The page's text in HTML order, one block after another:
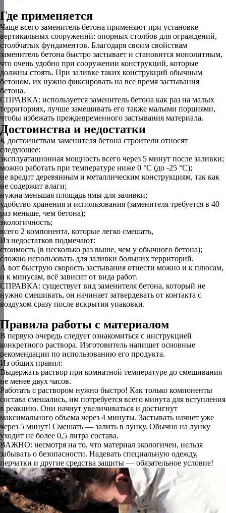
Где применяется
Чаще всего заменитель бетона применяют при установке
вертикальных сооружений: опорных столбов для ограждений,
столбчатых фундаментов. Благодаря своим свойствам
заменитель бетона быстро застывает и становится монолитным,
что очень удобно при сооружении конструкций, которые
должны стоять. При заливке таких конструкций обычным
бетоном, их нужно фиксировать на все время застывания
бетона.
СПРАВКА: используется заменитель бетона как раз на малых
территориях, лучше замешивать его также малыми порциями,
чтобы избежать преждевременного застывания материала.
Достоинства и недостатки
К достоинствам заменителя бетона строители относят
следующее:
эксплуатационная мощность всего через 5 минут после заливки;
можно работать при температуре ниже 0 °C (до -25 °C);
не вредит деревянным и металлическим конструкциям, так как
не содержит влаги;
нужна меньшая площадь ямы для заливки;
удобство хранения и использования (заменителя требуется в 40
раз меньше, чем бетона);
экологичность;
всего 2 компонента, которые легко смешать,
Из недостатков подмечают:
стоимость (в несколько раз выше, чем у обычного бетона);
сложно использовать для заливки больших территорий.
А вот быструю скорость застывания отнести можно и к плюсам,
и к минусам, всё зависит от вида работ.
СПРАВКА: существует вид заменителя бетона, который не
нужно смешивать, он начинает затвердевать от контакта с
воздухом сразу после вскрытия упаковки.
Правила работы с материалом
В первую очередь следует ознакомиться с инструкцией
конкретного раствора. Изготовитель напишет основные
рекомендации по использованию его продукта.
Из общих правил:
Выдержать раствор при комнатной температуре до смешивания
не менее двух часов.
Работать с раствором нужно быстро! Как только компоненты
состава смешались, им потребуется всего минута для вступления
в реакцию. Они начнут увеличиваться и достигнут
максимального объема через 4 минуты. Застывать начнет уже
через 5 минут! Смешать — залить в лунку. Обычно на лунку
уходит не более 0,5 литра состава.
ВАЖНО: несмотря на то, что материал экологичен, нельзя
забывать о безопасности. Надевать специальную одежду,
перчатки и другие средства защиты — обязательное условие!